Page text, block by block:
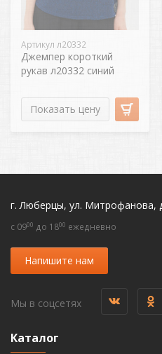
Артикул л20332
Джемпер короткий
рукав л20332 синий
Показать цену
г. Люберцы, ул. Митрофанова,
c 0900 до 1800 ежедневно
Напишите нам
Мы в соцсетях
Каталог